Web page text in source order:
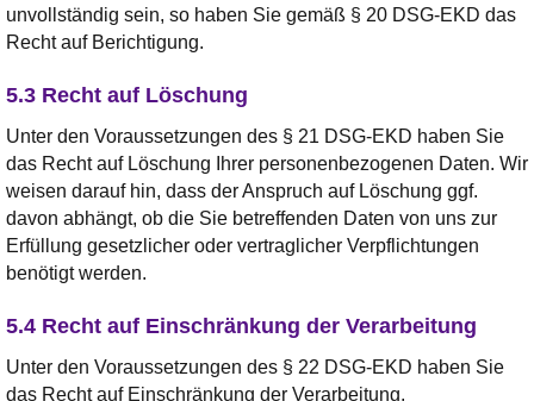
unvollständig sein, so haben Sie gemäß § 20 DSG-EKD das
Recht auf Berichtigung.
5.3 Recht auf Löschung
Unter den Voraussetzungen des § 21 DSG-EKD haben Sie
das Recht auf Löschung Ihrer personenbezogenen Daten. Wir
weisen darauf hin, dass der Anspruch auf Löschung ggf.
davon abhängt, ob die Sie betreffenden Daten von uns zur
Erfüllung gesetzlicher oder vertraglicher Verpflichtungen
benötigt werden.
5.4 Recht auf Einschränkung der Verarbeitung
Unter den Voraussetzungen des § 22 DSG-EKD haben Sie
das Recht auf Einschränkung der Verarbeitung.